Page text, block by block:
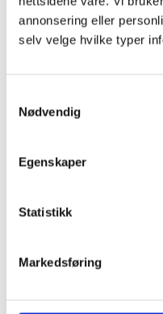
annonsering eller
selv velge hvilke typer
Nødvendig
Egenskaper
Statistikk
Markedsføring
Nasjonal veiviser ved
andre seksuelle overgrep
Dinutvei.no driftes av